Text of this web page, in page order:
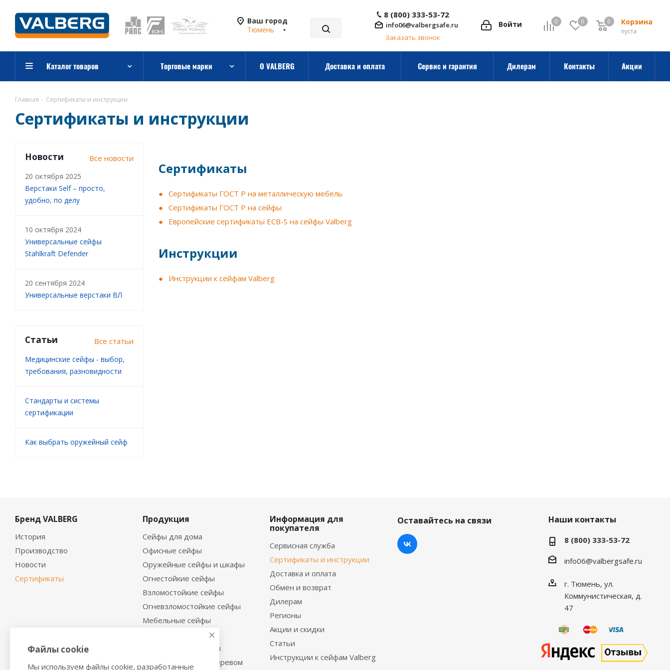
Ваш город
Тюмень
0 0 Корзина
0
пуста
0
Войти
8 (800) 333-53-72
info06@valbergsafe.ru
Заказать звонок
Каталог товаров Торговые марки О VALBERG Доставка и оплата Сервис и гарантия Дилерам Контакты Акции
Главная - Сертификаты и инструкции
Сертификаты и инструкции
Сертификаты
Сертификаты ГОСТ Р на металлическую мебель
Сертификаты ГОСТ Р на сейфы
Европейские сертификаты ECB-S на сейфы Valberg
Инструкции
Инструкции к сейфам Valberg
Новости Все новости
20 октября 2025
Верстаки Self – просто,
удобно, по делу
10 октября 2024
Универсальные сейфы
Stahlkraft Defender
20 сентября 2024
Универсальные верстаки ВЛ
Статьи Все статьи
Медицинские сейфы - выбор,
требования, разновидности
Стандарты и системы
сертификации
Как выбрать оружейный сейф
Бренд VALBERG
История
Производство
Новости
Сертификаты
Продукция
Сейфы для дома
Офисные сейфы
Оружейные сейфы и шкафы
Огнестойкие сейфы
Взломостойкие сейфы
Огневзломостойкие сейфы
Мебельные сейфы
Депозитные сейфы
Встраиваемые сейфы
Сейфы с отделкой деревом
Информация для
покупателя
Сервисная служба
Сертификаты и инструкции
Доставка и оплата
Обмен и возврат
Дилерам
Регионы
Акции и скидки
Статьи
Инструкции к сейфам Valberg
Оставайтесь на связи Наши контакты
8 (800) 333-53-72
info06@valbergsafe.ru
г. Тюмень, ул.
Коммунистическая, д.
47
Файлы cookie
Мы используем файлы cookie, разработанные